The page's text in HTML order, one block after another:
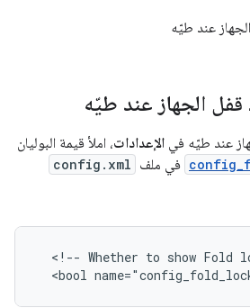
عند طيّه
الجهاز عند طيّه
عند طيّه في الإعدادات، املأ قيمة البوليان
في ملف config.xml
<!-- Whether to show Fold
<bool